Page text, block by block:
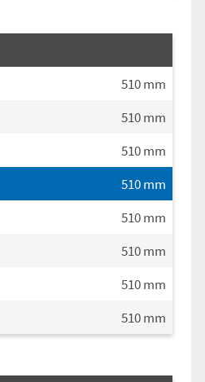
510mm
510mm
510mm
510mm
510mm
510mm
510mm
510mm